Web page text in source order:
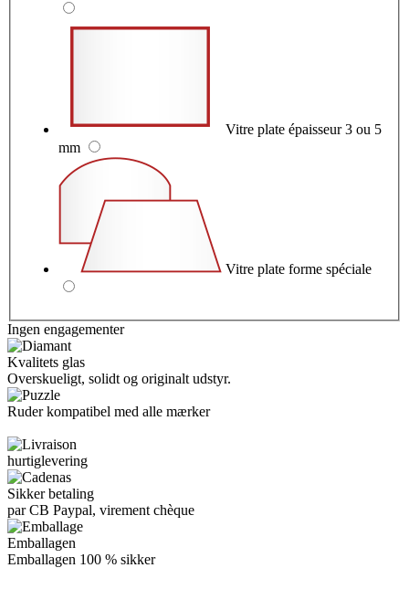
mm
Vitre plate forme spéciale
Ingen engagementer
Kvalitets glas
Overskueligt, solidt og originalt udstyr.
Ruder kompatibel med alle mærker
hurtiglevering
Sikker betaling
par CB Paypal, virement chèque
Emballagen
Emballagen 100 % sikker